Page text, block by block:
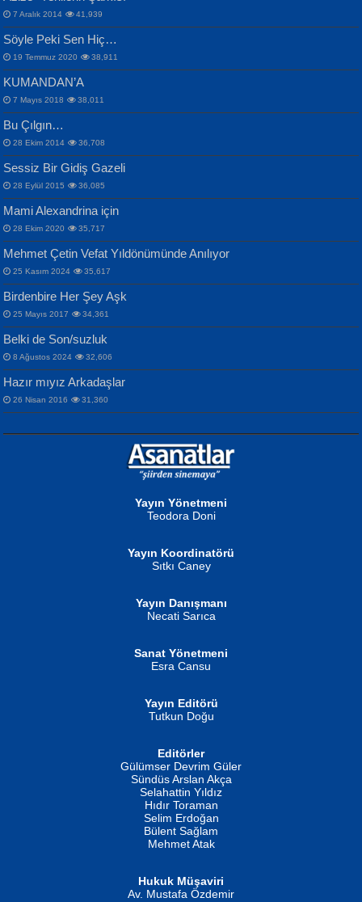
VAHDETTİN YİĞİTCAN
Samimiyet Nedir?...
İPEK ACAR SERT
Gazze’nin Şecaati, Ümmetin İmtihanı...
MAHMUT GÜRBÜZ
İbrahim Olmak ve Bitirebilmek...
NURAN KÖSE BAYDAR
İSMAİL OKUTAN
Erkeklerin Kahrolması Ne Demektir
Bülent Sağlam
Mescid-i Aksâ Üstüne Ay!...
Selahattin Yıldız
İdrakimle Üşürken...
Songül Özel
Mahzen...
Ben Deniz Değilim ki...
Evvel Zaman Tanrıçası...
ERDEM BAYAZIT
Sana, Bana, Vatanıma, Ülkemin
İnsanlarına Dair...
NAZIM HİKMET RAN
Bir Cezaevinde, Tecritteki Adamın
Mektupları...
7 Aralık 2014 41,939
Söyle Peki Sen Hiç…
19 Temmuz 2020 38,911
KUMANDAN’A
7 Mayıs 2018 38,011
Bu Çılgın…
28 Ekim 2014 36,708
Sessiz Bir Gidiş Gazeli
28 Eylül 2015 36,085
Mami Alexandrina için
28 Ekim 2020 35,717
Mehmet Çetin Vefat Yıldönümünde Anılıyor
25 Kasım 2024 35,617
Birdenbire Her Şey Aşk
25 Mayıs 2017 34,361
Belki de Son/suzluk
8 Ağustos 2024 32,606
Hazır mıyız Arkadaşlar
26 Nisan 2016 31,360
Yayın Yönetmeni
Teodora Doni
Yayın Koordinatörü
Sıtkı Caney
Yayın Danışmanı
Necati Sarıca
Sanat Yönetmeni
Esra Cansu
Yayın Editörü
Tutkun Doğu
Editörler
Gülümser Devrim Güler
Sündüs Arslan Akça
Selahattin Yıldız
Hıdır Toraman
Selim Erdoğan
Bülent Sağlam
Mehmet Atak
Hukuk Müşaviri
Av. Mustafa Özdemir